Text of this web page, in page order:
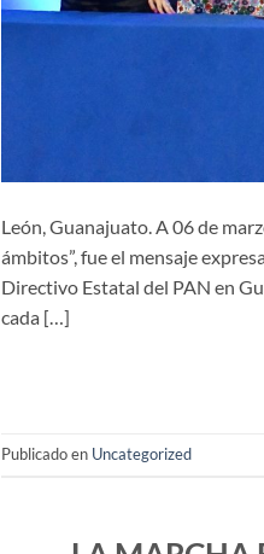
León, Guanajuato. A 06 de
ámbitos”, fue el mensaje
Directivo Estatal del PAN en
cada […]
Publicado en Uncategorized